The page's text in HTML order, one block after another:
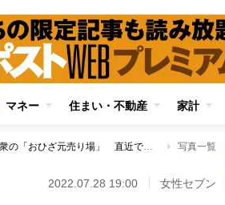
マネー 住まい・不動産 家計
サマージャンボ宝くじで注目されるCM5人衆の「おひざ元売り場」 直近で高額当せんも 写真一覧
2022.07.28 19:00 女性セブン